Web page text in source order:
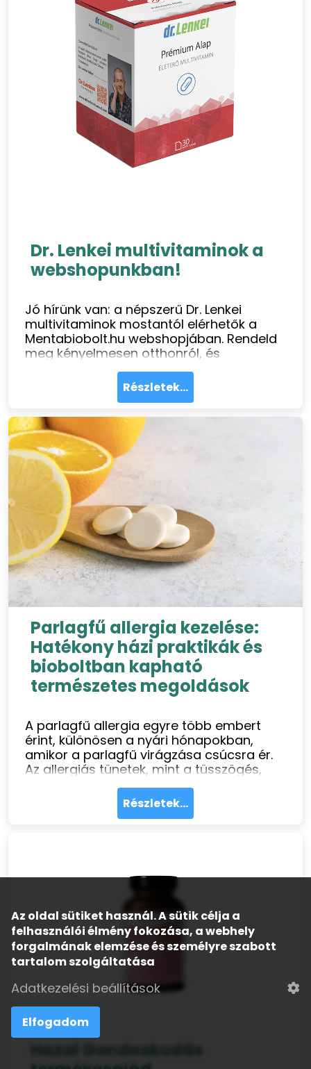
Dr. Lenkei multivitaminok a
webshopunkban!
Jó hírünk van: a népszerű Dr. Lenkei
multivitaminok mostantól elérhetők a
Mentabiobolt.hu webshopjában. Rendeld
meg kényelmesen otthonról, és
támogasd egészségedet még ma!
Részletek...
Parlagfű allergia kezelése:
Hatékony házi praktikák és
bioboltban kapható
természetes megoldások
A parlagfű allergia egyre több embert
érint, különösen a nyári hónapokban,
amikor a parlagfű virágzása csúcsra ér.
Az allergiás tünetek, mint a tüsszögés,
orrfolyás, viszketés és szemkönnyezés,
jelentős mértékben ronthatják az
Részletek...
Hazai Gondoskodás
Az oldal sütiket használ. A sütik célja a
felhasználói élmény fokozása, a webhely
forgalmának elemzése és személyre szabott
tartalom szolgáltatása
Adatkezelési beállítások
Elfogadom